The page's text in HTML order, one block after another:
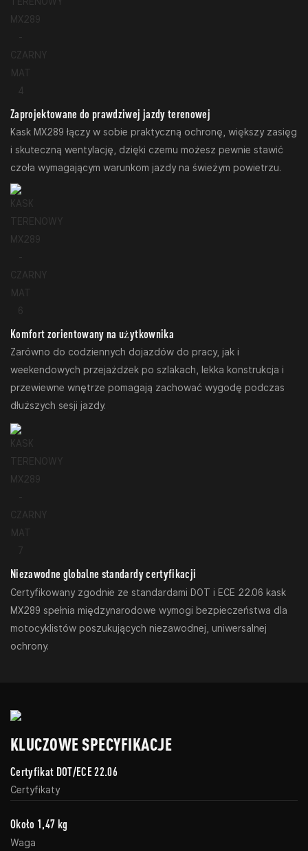
Zaprojektowane do prawdziwej jazdy terenowej
Kask MX289 łączy w sobie praktyczną ochronę, większy zasięg
i skuteczną wentylację, dzięki czemu możesz pewnie stawić
czoła wymagającym warunkom jazdy na świeżym powietrzu.
Komfort zorientowany na użytkownika
Zarówno do codziennych dojazdów do pracy, jak i
weekendowych przejażdżek po szlakach, lekka konstrukcja i
przewiewne wnętrze pomagają zachować wygodę podczas
dłuższych sesji jazdy.
Niezawodne globalne standardy certyfikacji
Certyfikowany zgodnie ze standardami DOT i ECE 22.06 kask
MX289 spełnia międzynarodowe wymogi bezpieczeństwa dla
motocyklistów poszukujących niezawodnej, uniwersalnej
ochrony.
KLUCZOWE SPECYFIKACJE
Certyfikat DOT/ECE 22.06
Certyfikaty
Około 1,47 kg
Waga